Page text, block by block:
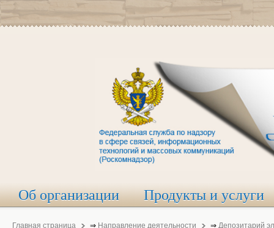
Об организации Продукты и услуги
Главная страница ⇒ Направление деятельности ⇒ Депозитарий